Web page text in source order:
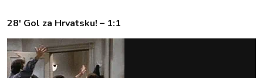
28' Gol za Hrvatsku! – 1:1